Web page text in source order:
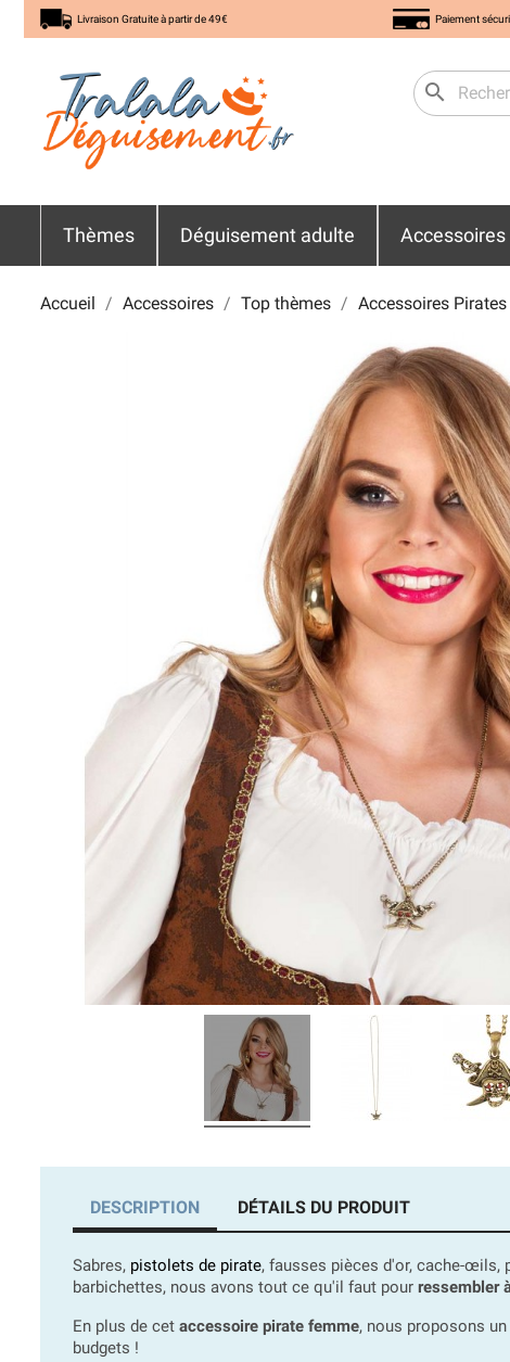
Livraison Gratuite à partir de 49€ Paiement
search
Thèmes Déguisement adulte Accessoires
Accueil Accessoires Top thèmes Accessoires Pirates
DESCRIPTION DÉTAILS DU PRODUIT
Sabres, pistolets de pirate, fausses pièces d'or, cache-œils,
barbichettes, nous avons tout ce qu'il faut pour ressembler
En plus de cet accessoire pirate femme, nous proposons
budgets !